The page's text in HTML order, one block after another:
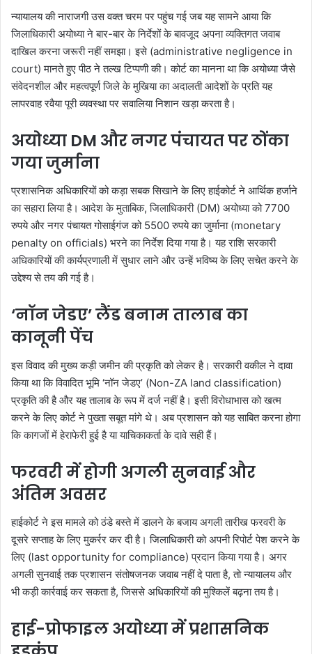
न्यायालय की नाराजगी उस वक्त चरम पर पहुंच गई जब यह सामने आया कि
जिलाधिकारी अयोध्या ने बार-बार के निर्देशों के बावजूद अपना व्यक्तिगत जवाब
दाखिल करना जरूरी नहीं समझा। इसे (administrative negligence in
court) मानते हुए पीठ ने तल्ख टिप्पणी की। कोर्ट का मानना था कि अयोध्या जैसे
संवेदनशील और महत्वपूर्ण जिले के मुखिया का अदालती आदेशों के प्रति यह
लापरवाह रवैया पूरी व्यवस्था पर सवालिया निशान खड़ा करता है।
अयोध्या DM और नगर पंचायत पर ठोंका
गया जुर्माना
प्रशासनिक अधिकारियों को कड़ा सबक सिखाने के लिए हाईकोर्ट ने आर्थिक हर्जाने
का सहारा लिया है। आदेश के मुताबिक, जिलाधिकारी (DM) अयोध्या को 7700
रुपये और नगर पंचायत गोसाईगंज को 5500 रुपये का जुर्माना (monetary
penalty on officials) भरने का निर्देश दिया गया है। यह राशि सरकारी
अधिकारियों की कार्यप्रणाली में सुधार लाने और उन्हें भविष्य के लिए सचेत करने के
उद्देश्य से तय की गई है।
‘नॉन जेडए’ लैंड बनाम तालाब का
कानूनी पेंच
इस विवाद की मुख्य कड़ी जमीन की प्रकृति को लेकर है। सरकारी वकील ने दावा
किया था कि विवादित भूमि ‘नॉन जेडए’ (Non-ZA land classification)
प्रकृति की है और यह तालाब के रूप में दर्ज नहीं है। इसी विरोधाभास को खत्म
करने के लिए कोर्ट ने पुख्ता सबूत मांगे थे। अब प्रशासन को यह साबित करना होगा
कि कागजों में हेराफेरी हुई है या याचिकाकर्ता के दावे सही हैं।
फरवरी में होगी अगली सुनवाई और
अंतिम अवसर
हाईकोर्ट ने इस मामले को ठंडे बस्ते में डालने के बजाय अगली तारीख फरवरी के
दूसरे सप्ताह के लिए मुकर्रर कर दी है। जिलाधिकारी को अपनी रिपोर्ट पेश करने के
लिए (last opportunity for compliance) प्रदान किया गया है। अगर
अगली सुनवाई तक प्रशासन संतोषजनक जवाब नहीं दे पाता है, तो न्यायालय और
भी कड़ी कार्रवाई कर सकता है, जिससे अधिकारियों की मुश्किलें बढ़ना तय है।
हाई-प्रोफाइल अयोध्या में प्रशासनिक